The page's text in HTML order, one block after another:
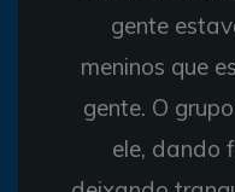
gente
meninos que
gente. O
ele, dando